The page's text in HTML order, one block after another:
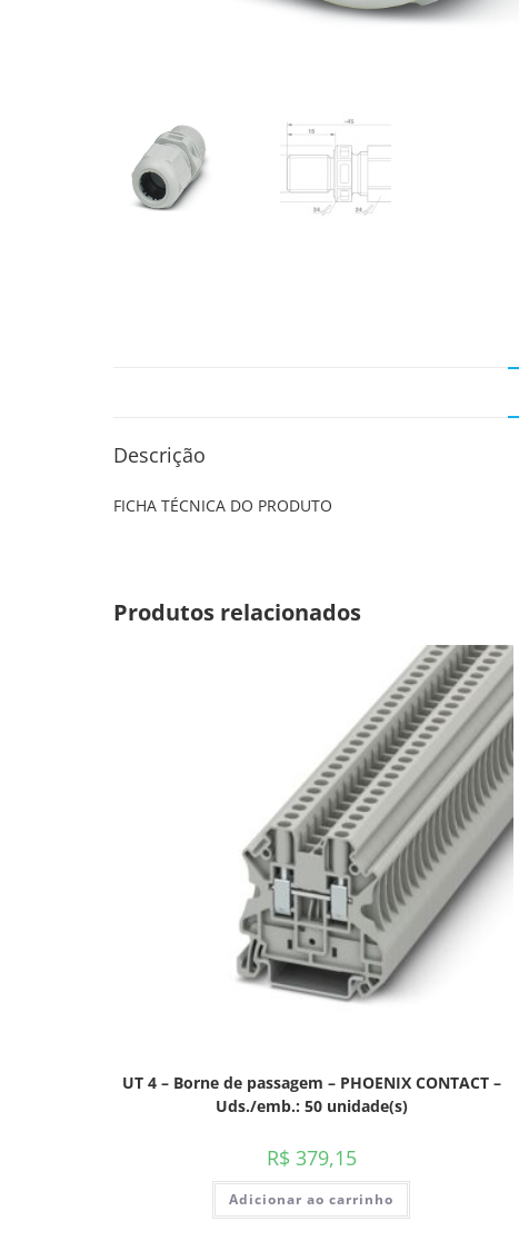
Descrição
FICHA TÉCNICA DO PRODUTO
Produtos relacionados
UT 4 – Borne de passagem – PHOENIX CONTACT –
Uds./emb.: 50 unidade(s)
R$ 379,15
Adicionar ao carrinho